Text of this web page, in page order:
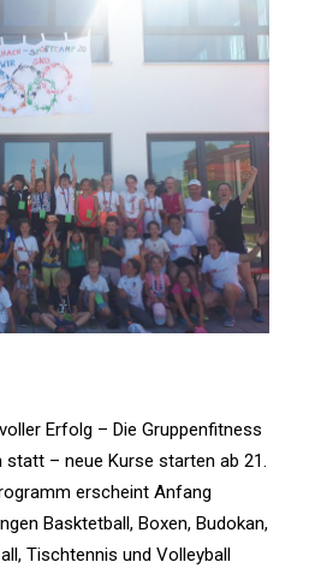
Erfolg – Die Gruppenfitness
statt – neue Kurse starten ab 21.
erscheint Anfang
Basktetball, Boxen, Budokan,
Tischtennis und Volleyball